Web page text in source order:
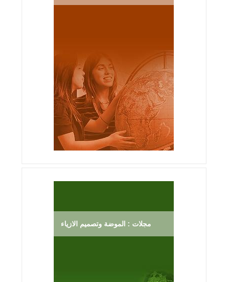
مجلات : الموضة وتصميم الازياء